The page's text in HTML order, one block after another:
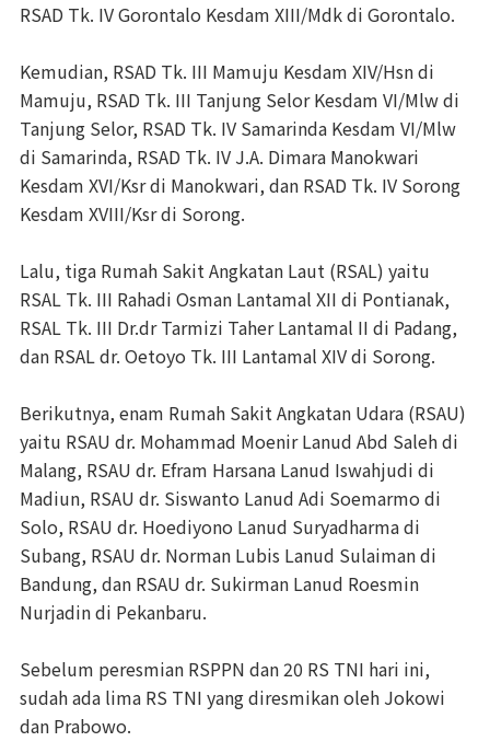
RSAD Tk. IV Gorontalo Kesdam XIII/Mdk di Gorontalo.
Kemudian, RSAD Tk. III Mamuju Kesdam XIV/Hsn di
Mamuju, RSAD Tk. III Tanjung Selor Kesdam VI/Mlw di
Tanjung Selor, RSAD Tk. IV Samarinda Kesdam VI/Mlw
di Samarinda, RSAD Tk. IV J.A. Dimara Manokwari
Kesdam XVI/Ksr di Manokwari, dan RSAD Tk. IV Sorong
Kesdam XVIII/Ksr di Sorong.
Lalu, tiga Rumah Sakit Angkatan Laut (RSAL) yaitu
RSAL Tk. III Rahadi Osman Lantamal XII di Pontianak,
RSAL Tk. III Dr.dr Tarmizi Taher Lantamal II di Padang,
dan RSAL dr. Oetoyo Tk. III Lantamal XIV di Sorong.
Berikutnya, enam Rumah Sakit Angkatan Udara (RSAU)
yaitu RSAU dr. Mohammad Moenir Lanud Abd Saleh di
Malang, RSAU dr. Efram Harsana Lanud Iswahjudi di
Madiun, RSAU dr. Siswanto Lanud Adi Soemarmo di
Solo, RSAU dr. Hoediyono Lanud Suryadharma di
Subang, RSAU dr. Norman Lubis Lanud Sulaiman di
Bandung, dan RSAU dr. Sukirman Lanud Roesmin
Nurjadin di Pekanbaru.
Sebelum peresmian RSPPN dan 20 RS TNI hari ini,
sudah ada lima RS TNI yang diresmikan oleh Jokowi
dan Prabowo.